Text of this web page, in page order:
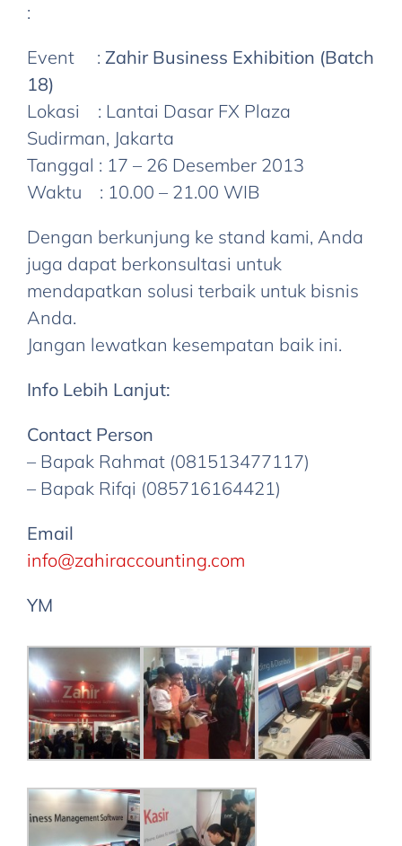
:
Event : Zahir Business Exhibition (Batch
18)
Lokasi : Lantai Dasar FX Plaza
Sudirman, Jakarta
Tanggal : 17 – 26 Desember 2013
Waktu : 10.00 – 21.00 WIB
Dengan berkunjung ke stand kami, Anda
juga dapat berkonsultasi untuk
mendapatkan solusi terbaik untuk bisnis
Anda.
Jangan lewatkan kesempatan baik ini.
Info Lebih Lanjut:
Contact Person
– Bapak Rahmat (081513477117)
– Bapak Rifqi (085716164421)
Email
info@zahiraccounting.com
YM